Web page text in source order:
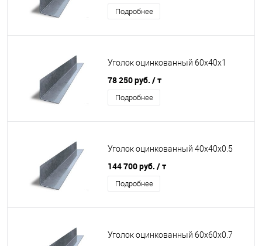
Подробнее
Уголок оцинкованный 60х40х1
78 250 руб. / т
Подробнее
Уголок оцинкованный 40х40х0.5
144 700 руб. / т
Подробнее
Уголок оцинкованный 60х60х0.7